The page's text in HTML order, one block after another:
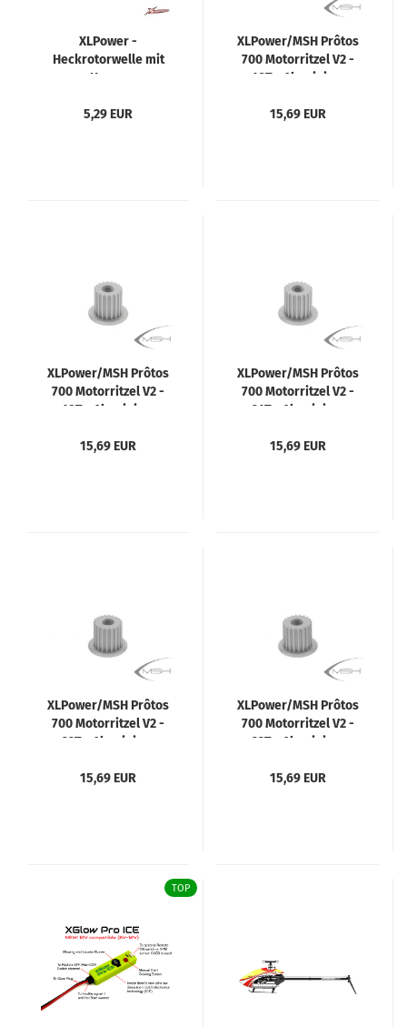
XLPower -
Heckrotorwelle mit
Konus
5,29 EUR
XLPower/MSH Prôtos
700 Motorritzel V2 -
18T - Aluminium
15,69 EUR
XLPower/MSH Prôtos
700 Motorritzel V2 -
19T - Aluminium
15,69 EUR
XLPower/MSH Prôtos
700 Motorritzel V2 -
21T - Aluminium
15,69 EUR
XLPower/MSH Prôtos
700 Motorritzel V2 -
22T - Aluminium
15,69 EUR
XLPower/MSH Prôtos
700 Motorritzel V2 -
23T - Aluminium
15,69 EUR
TOP